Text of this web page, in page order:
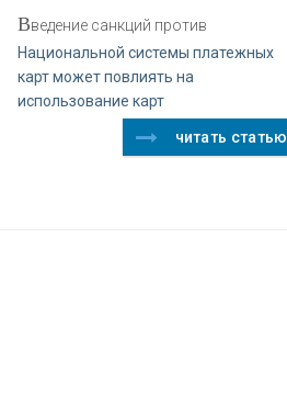
Введение санкций против
Национальной системы платежных
карт может повлиять на
использование карт
читать статью